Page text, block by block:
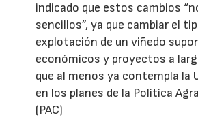
indicado que estos cambios
sencillos”, ya que cambiar el
explotación de un viñedo
económicos y proyectos a
que al menos ya contempla la
en los planes de la Política
(PAC)